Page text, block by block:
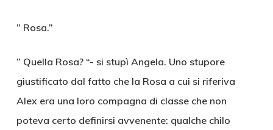
” Rosa.”
” Quella Rosa? “- si stupì Angela. Uno stupore
giustificato dal fatto che la Rosa a cui si riferiva
Alex era una loro compagna di classe che non
poteva certo definirsi avvenente: qualche chilo